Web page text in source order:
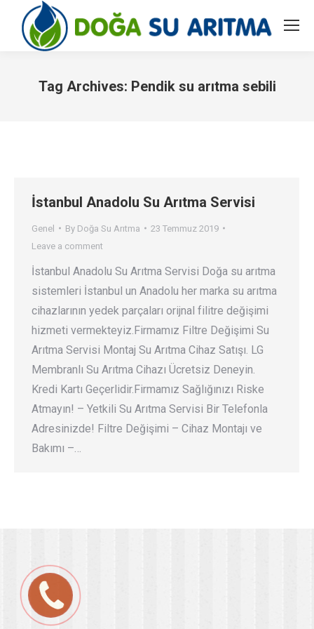
Tag Archives: Pendik su arıtma sebili
İstanbul Anadolu Su Arıtma Servisi
Genel By Doğa Su Arıtma
23 Temmuz 2019
Leave a comment
İstanbul Anadolu Su Arıtma Servisi Doğa su arıtma
sistemleri İstanbul un Anadolu her marka su arıtma
cihazlarının yedek parçaları orijnal filitre değişimi
hizmeti vermekteyiz.Firmamız Filtre Değişimi Su
Arıtma Servisi Montaj Su Arıtma Cihaz Satışı. LG
Membranlı Su Arıtma Cihazı Ücretsiz Deneyin.
Kredi Kartı Geçerlidir.Firmamız Sağlığınızı Riske
Atmayın! – Yetkili Su Arıtma Servisi Bir Telefonla
Adresinizde! Filtre Değişimi – Cihaz Montajı ve
Bakımı –…